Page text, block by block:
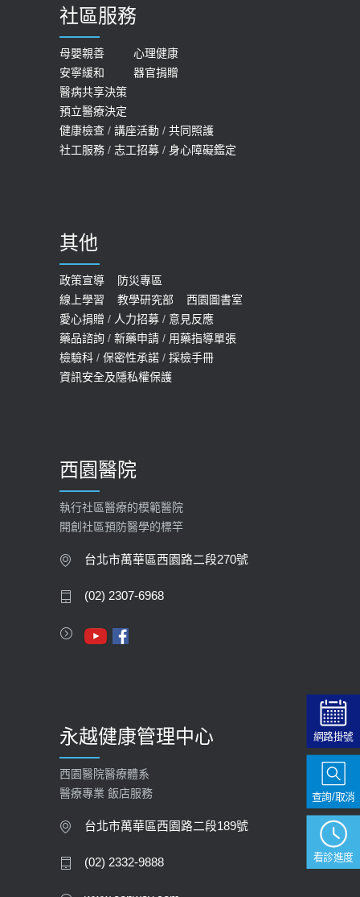
2026-05-21
女性必看國健署公費懶人包！這幾項檢
查完全免費 沒做虧大了
2026-05-14
膝蓋退化有9大部位 骨科醫坦言：不
一定得換人工關節
2019-10-08
20歲迪士尼男星因癲癇猝逝 老人小
孩最好發、醫師點出8大前兆
2019-07-09
預約
2022-01-07
114年【公費流感及新冠疫苗】門診
預約
2025-09-30
【快速肝癌篩檢MRI】新檢查服務
2026-02-06
大吃大喝、肥胖害到膽囊！膽結石、
膽息肉如何處理？
2023-09-27
社區服務
母嬰親善
心理健康
安寧緩和
器官捐贈
醫病共享決策
預立醫療決定
健康檢查 / 講座活動 / 共同照護
社工服務 / 志工招募 / 身心障礙鑑定
其他
政策宣導
防災專區
線上學習
教學研究部
西園圖書室
愛心捐贈 / 人力招募 / 意見反應
藥品諮詢 / 新藥申請 / 用藥指導單張
檢驗科 / 保密性承諾 / 採檢手冊
資訊安全及隱私權保護
西園醫院
執行社區醫療的模範醫院
開創社區預防醫學的標竿
台北市萬華區西園路二段270號
(02) 2307-6968
永越健康管理中心
西園醫院醫療體系
醫療專業 飯店服務
台北市萬華區西園路二段189號
(02) 2332-9888
網路掛號
看診進度
查詢/取消